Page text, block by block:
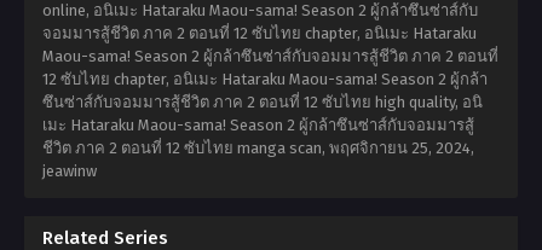
online, อนิเมะ Hataraku Maou-sama! Season 2 ผู้กล้าซึนซ่าส์กับ
จอมมารสู้ชีวิต ภาค 2 ตอนที่ 12 ซับไทย chapter, อนิเมะ Hataraku
Maou-sama! Season 2 ผู้กล้าซึนซ่าส์กับจอมมารสู้ชีวิต ภาค 2 ตอนที่
12 ซับไทย chapter, อนิเมะ Hataraku Maou-sama! Season 2 ผู้กล้า
ซึนซ่าส์กับจอมมารสู้ชีวิต ภาค 2 ตอนที่ 12 ซับไทย high quality, อนิ
เมะ Hataraku Maou-sama! Season 2 ผู้กล้าซึนซ่าส์กับจอมมารสู้
ชีวิต ภาค 2 ตอนที่ 12 ซับไทย manga scan, พฤศจิกายน 25, 2024,
jeawinw
Related Series